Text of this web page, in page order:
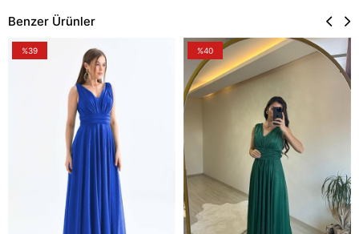
Benzer Ürünler
%39 %40